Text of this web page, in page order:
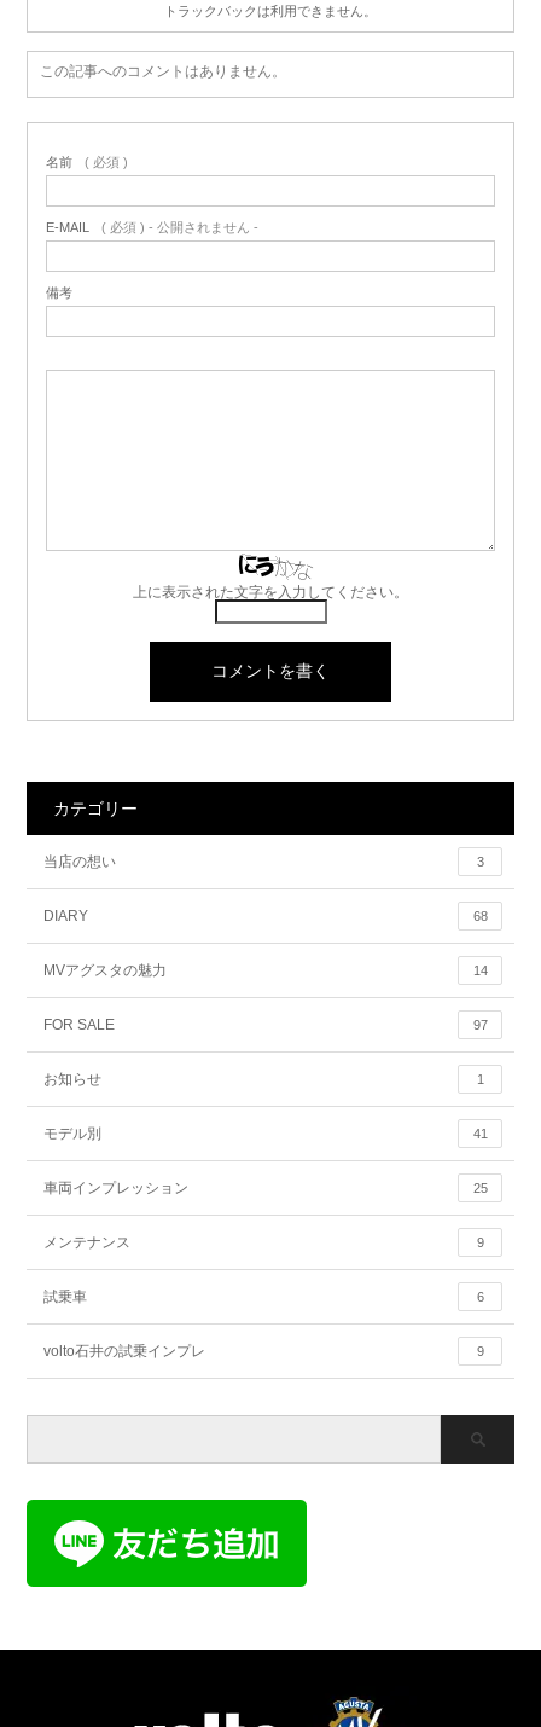
トラックバックは利用できません。
この記事へのコメントはありません。
名前 ( 必須 )
E-MAIL ( 必須 ) - 公開されません -
備考
上に表示された文字を入力してください。
カテゴリー
当店の想い 3
DIARY 68
MVアグスタの魅力 14
FOR SALE 97
お知らせ 1
モデル別 41
車両インプレッション 25
メンテナンス 9
試乗車 6
volto石井の試乗インプレ 9